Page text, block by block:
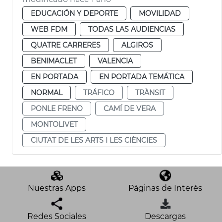
EDUCACIÓN Y DEPORTE
MOVILIDAD
WEB FDM
TODAS LAS AUDIENCIAS
QUATRE CARRERES
ALGIROS
BENIMACLET
VALENCIA
EN PORTADA
EN PORTADA TEMÁTICA
NORMAL
TRÁFICO
TRÀNSIT
PONLE FRENO
CAMÍ DE VERA
MONTOLIVET
CIUTAT DE LES ARTS I LES CIÈNCIES
Nuestras Apps Páginas de Interés
Redes Sociales Descargas